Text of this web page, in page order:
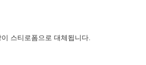
스티로폼으로 대체됩니다.